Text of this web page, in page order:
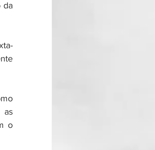
da
as
o